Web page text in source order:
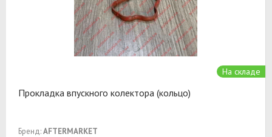
На складе
Прокладка впускного колектора (кольцо)
Бренд:AFTERMARKET